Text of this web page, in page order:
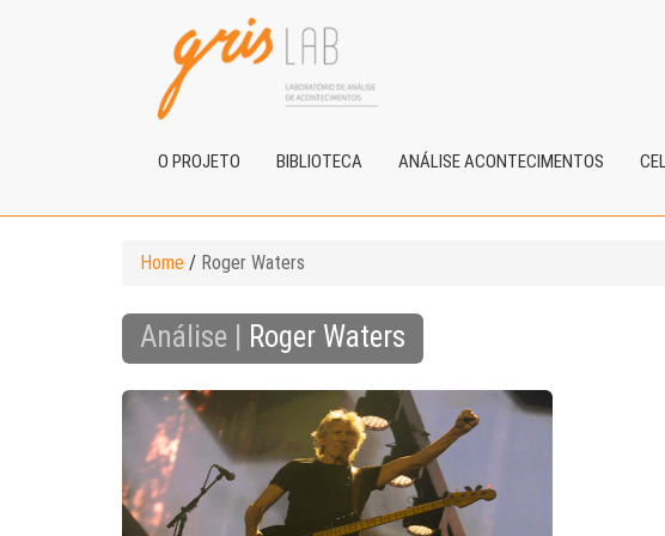
O PROJETO BIBLIOTECA ANÁLISE ACONTECIMENTOS
Home / Roger Waters
Análise | Roger Waters